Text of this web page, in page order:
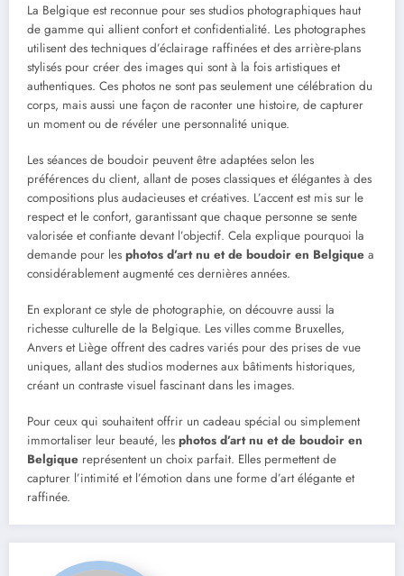
La Belgique est reconnue pour ses studios photographiques haut
de gamme qui allient confort et confidentialité. Les photographes
utilisent des techniques d’éclairage raffinées et des arrière-plans
stylisés pour créer des images qui sont à la fois artistiques et
authentiques. Ces photos ne sont pas seulement une célébration du
corps, mais aussi une façon de raconter une histoire, de capturer
un moment ou de révéler une personnalité unique.
Les séances de boudoir peuvent être adaptées selon les
préférences du client, allant de poses classiques et élégantes à des
compositions plus audacieuses et créatives. L’accent est mis sur le
respect et le confort, garantissant que chaque personne se sente
valorisée et confiante devant l’objectif. Cela explique pourquoi la
demande pour les photos d’art nu et de boudoir en Belgique a
considérablement augmenté ces dernières années.
En explorant ce style de photographie, on découvre aussi la
richesse culturelle de la Belgique. Les villes comme Bruxelles,
Anvers et Liège offrent des cadres variés pour des prises de vue
uniques, allant des studios modernes aux bâtiments historiques,
créant un contraste visuel fascinant dans les images.
Pour ceux qui souhaitent offrir un cadeau spécial ou simplement
immortaliser leur beauté, les photos d’art nu et de boudoir en
Belgique représentent un choix parfait. Elles permettent de
capturer l’intimité et l’émotion dans une forme d’art élégante et
raffinée.